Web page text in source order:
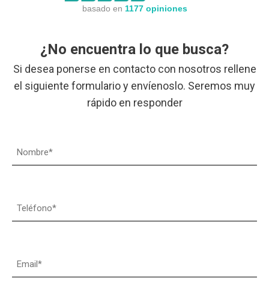
basado en 1177opiniones
¿No encuentra lo que busca?
Si desea ponerse en contacto con nosotros rellene
el siguiente formulario y envíenoslo. Seremos muy
rápido en responder